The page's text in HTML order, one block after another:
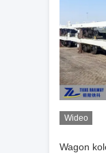
Wideo
Wagon